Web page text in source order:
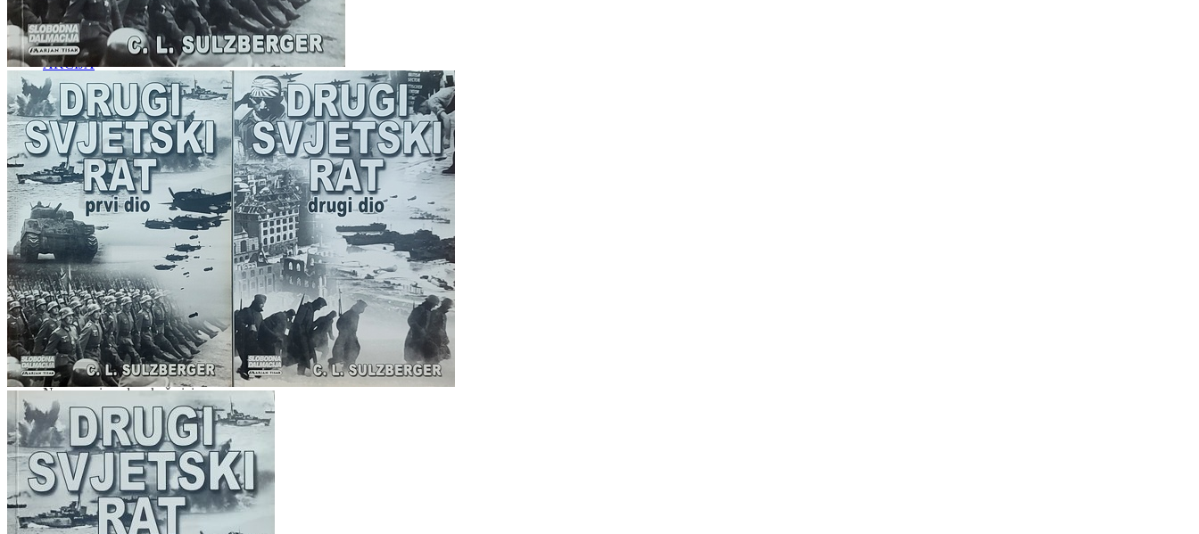
Otkup knjiga
O nama
Novosti
AKCIJA
Pretraži:
Nema proizvoda u košarici
Povratak u trgovinu
Košarica
Nema proizvoda u košarici
Povratak u trgovinu